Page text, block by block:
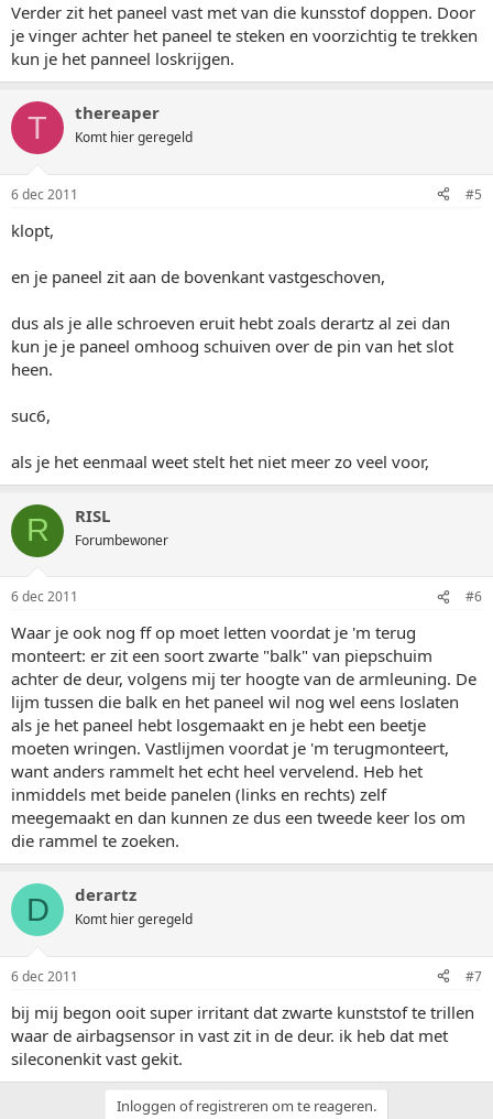
Verder zit het paneel vast met van die kunsstof doppen. Door
je vinger achter het paneel te steken en voorzichtig te trekken
kun je het panneel loskrijgen.
T thereaper
Komt hier geregeld
6 dec 2011 #5
klopt,
en je paneel zit aan de bovenkant vastgeschoven,
dus als je alle schroeven eruit hebt zoals derartz al zei dan
kun je je paneel omhoog schuiven over de pin van het slot
heen.
suc6,
als je het eenmaal weet stelt het niet meer zo veel voor,
R RISL
Forumbewoner
6 dec 2011 #6
Waar je ook nog ff op moet letten voordat je 'm terug
monteert: er zit een soort zwarte "balk" van piepschuim
achter de deur, volgens mij ter hoogte van de armleuning. De
lijm tussen die balk en het paneel wil nog wel eens loslaten
als je het paneel hebt losgemaakt en je hebt een beetje
moeten wringen. Vastlijmen voordat je 'm terugmonteert,
want anders rammelt het echt heel vervelend. Heb het
inmiddels met beide panelen (links en rechts) zelf
meegemaakt en dan kunnen ze dus een tweede keer los om
die rammel te zoeken.
D derartz
Komt hier geregeld
6 dec 2011 #7
bij mij begon ooit super irritant dat zwarte kunststof te trillen
waar de airbagsensor in vast zit in de deur. ik heb dat met
sileconenkit vast gekit.
Inloggen of registreren om te reageren.